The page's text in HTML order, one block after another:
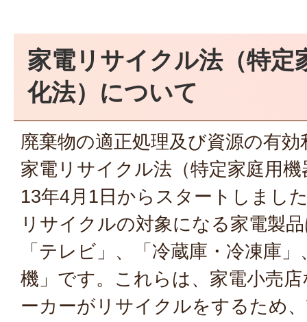
家電リサイクル法（特定
化法）について
廃棄物の適正処理及び資源の有
家電リサイクル法（特定家庭用
13年4月1日からスタートしまし
リサイクルの対象になる家電製
「テレビ」、「冷蔵庫・冷凍庫
機」です。これらは、家電小売
ーカーがリサイクルをするため